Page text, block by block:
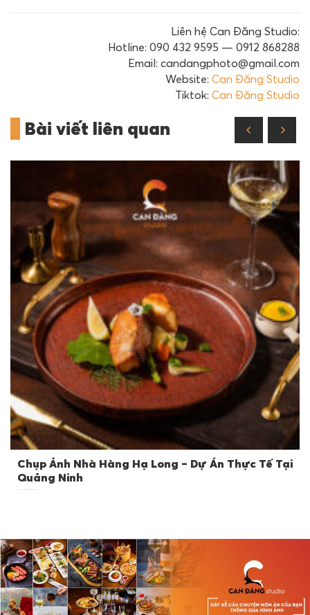
Liên hệ Can Đăng Studio:
Hotline: 090 432 9595 — 0912 868288
Email: candangphoto@gmail.com
Website: Can Đăng Studio
Tiktok: Can Đăng Studio
Bài viết liên quan
Chụp Ảnh Nhà Hàng Hạ Long – Dự Án Thực Tế Tại
Quảng Ninh